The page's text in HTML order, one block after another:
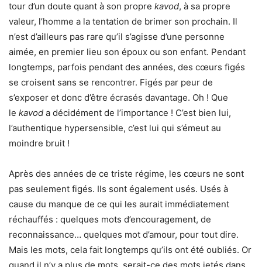
tour d’un doute quant à son propre kavod, à sa propre
valeur, l’homme a la tentation de brimer son prochain. Il
n’est d’ailleurs pas rare qu’il s’agisse d’une personne
aimée, en premier lieu son époux ou son enfant. Pendant
longtemps, parfois pendant des années, des cœurs figés
se croisent sans se rencontrer. Figés par peur de
s’exposer et donc d’être écrasés davantage. Oh ! Que
le kavod a décidément de l’importance ! C’est bien lui,
l’authentique hypersensible, c’est lui qui s’émeut au
moindre bruit !
Après des années de ce triste régime, les cœurs ne sont
pas seulement figés. Ils sont également usés. Usés à
cause du manque de ce qui les aurait immédiatement
réchauffés : quelques mots d’encouragement, de
reconnaissance… quelques mot d’amour, pour tout dire.
Mais les mots, cela fait longtemps qu’ils ont été oubliés. Or